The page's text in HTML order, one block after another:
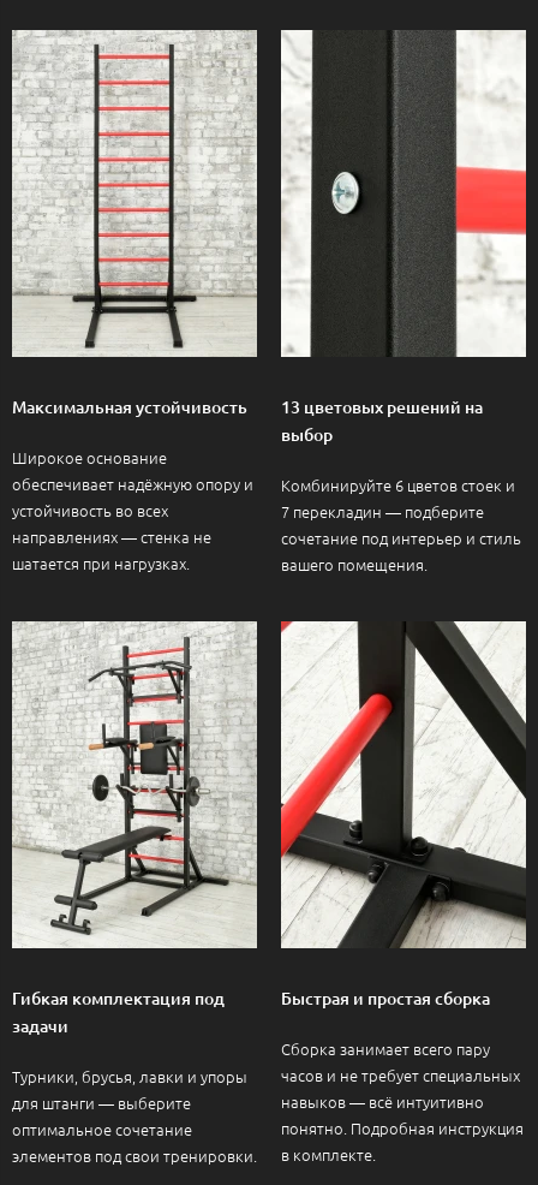
Максимальная устойчивость
Широкое основание
обеспечивает надёжную опору и
устойчивость во всех
направлениях — стенка не
шатается при нагрузках.
13 цветовых решений на
выбор
Комбинируйте 6 цветов стоек и
7 перекладин — подберите
сочетание под интерьер и стиль
вашего помещения.
Гибкая комплектация под
задачи
Турники, брусья, лавки и упоры
для штанги — выберите
оптимальное сочетание
элементов под свои тренировки.
Быстрая и простая сборка
Сборка занимает всего пару
часов и не требует специальных
навыков — всё интуитивно
понятно. Подробная инструкция
в комплекте.